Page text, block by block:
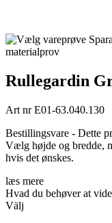
materialprov
Rullegardin
Art nrE01-63.040.130
Bestillingsvare - Dette
Vælg højde og bredde,
hvis det ønskes.
læs mere
Hvad du behøver at
Välj